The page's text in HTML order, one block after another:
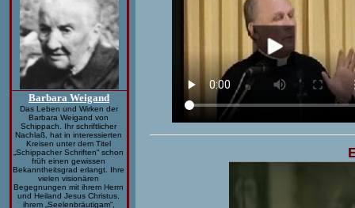
Barbara Weigand
Das Leben und Wirken der
Barbara Weigand von
Schippach. Ihr schriftlicher
Nachlaß, hat in interessierten
Kreisen unter dem Titel
„Schippacher Schriften“ schon
früh einen gewissen
Bekanntheitsgrad erlangt. Ihre
vielen visionären
Begegnungen mit ihrem Herrn
und Heiland Jesus Christus,
ihrem „Seelenbräutigam“,